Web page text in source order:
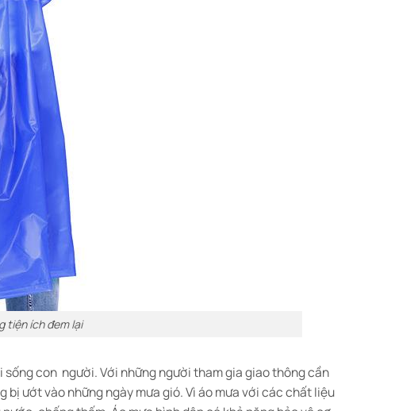
tiện ích đem lại
con người. Với những người tham gia giao thông cần
ướt vào những ngày mưa gió. Vì áo mưa với các chất liệu